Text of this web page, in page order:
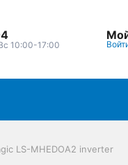
10:00-17:00
LS-MHEDOA2 inverter